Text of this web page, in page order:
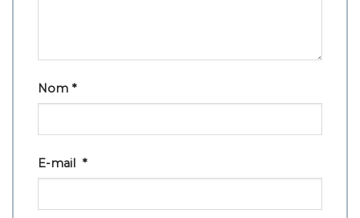
Nom *
E-mail *